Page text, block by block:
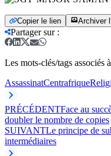
Copier le lien Archiver
Partager sur:
Les mots-clés/tags associés
AssassinatCentrafrique
PRÉCÉDENTFace au
doubler le nombre de copies
SUIVANTLe principe de
intermédiaires